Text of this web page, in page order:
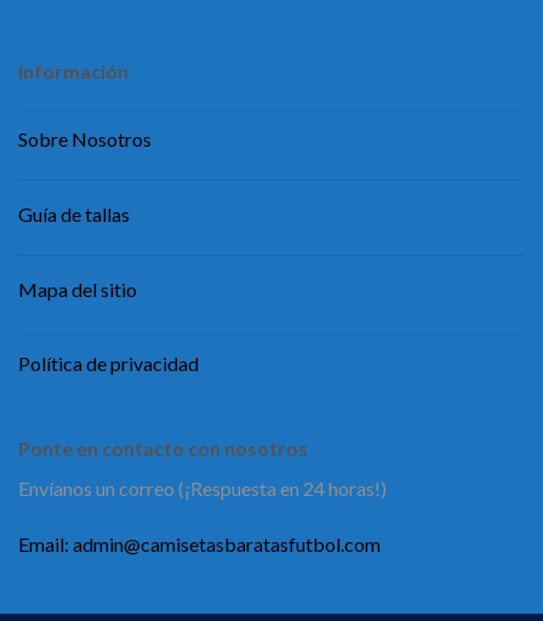
Información
Sobre Nosotros
Guía de tallas
Mapa del sitio
Política de privacidad
Ponte en contacto con nosotros
Envíanos un correo (¡Respuesta en 24 horas!)
Email: admin@camisetasbaratasfutbol.com